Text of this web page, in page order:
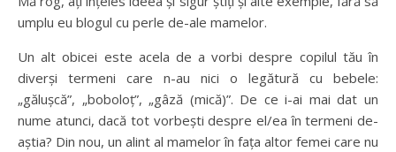
umplu eu blogul cu perle de-ale mamelor.
Un alt obicei este acela de a vorbi despre copilul tău în
diverși termeni care n-au nici o legătură cu bebele:
„gălușcă”, „boboloț”, „gâză (mică)”. De ce i-ai mai dat un
nume atunci, dacă tot vorbești despre el/ea în termeni de-
aștia? Din nou, un alint al mamelor în fața altor femei care nu